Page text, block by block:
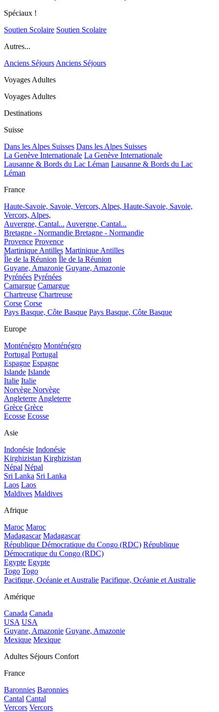
Spéciaux !
Soutien Scolaire Soutien Scolaire
Autres...
Anciens Séjours Anciens Séjours
Voyages Adultes
Voyages Adultes
Destinations
Suisse
Dans les Alpes Suisses Dans les Alpes Suisses
La Genève Internationale La Genève Internationale
Lausanne & Bords du Lac Léman Lausanne & Bords du Lac
Léman
France
Haute-Savoie, Savoie, Vercors, Alpes, Haute-Savoie, Savoie,
Vercors, Alpes,
Auvergne, Cantal... Auvergne, Cantal...
Bretagne - Normandie Bretagne - Normandie
Provence Provence
Martinique Antilles Martinique Antilles
Île de la Réunion Île de la Réunion
Guyane, Amazonie Guyane, Amazonie
Pyrénées Pyrénées
Camargue Camargue
Chartreuse Chartreuse
Corse Corse
Pays Basque, Côte Basque Pays Basque, Côte Basque
Europe
Monténégro Monténégro
Portugal Portugal
Espagne Espagne
Islande Islande
Italie Italie
Norvège Norvège
Angleterre Angleterre
Grèce Grèce
Ecosse Ecosse
Asie
Indonésie Indonésie
Kirghizistan Kirghizistan
Népal Népal
Sri Lanka Sri Lanka
Laos Laos
Maldives Maldives
Afrique
Maroc Maroc
Madagascar Madagascar
République Démocratique du Congo (RDC) République
Démocratique du Congo (RDC)
Egypte Egypte
Togo Togo
Pacifique, Océanie et Australie Pacifique, Océanie et Australie
Amérique
Canada Canada
USA USA
Guyane, Amazonie Guyane, Amazonie
Mexique Mexique
Adultes Séjours Confort
France
Baronnies Baronnies
Cantal Cantal
Vercors Vercors